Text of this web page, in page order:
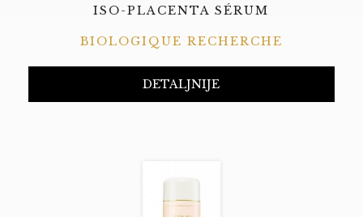
ISO-PLACENTA SÉRUM
BIOLOGIQUE RECHERCHE
DETALJNIJE